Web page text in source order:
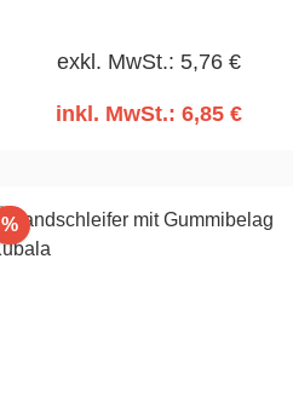
280mm
exkl. MwSt.: 5,76 €
inkl. MwSt.: 6,85 €
%Rabatt